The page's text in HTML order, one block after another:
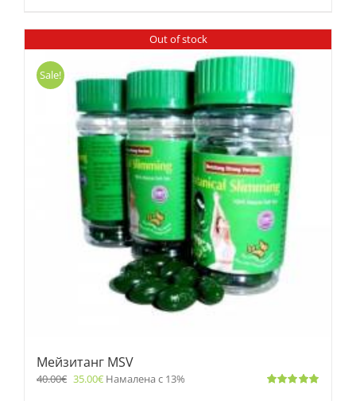
Out of stock
Sale!
Мейзитанг MSV
40.00€ 35.00€ Намалена с 13%